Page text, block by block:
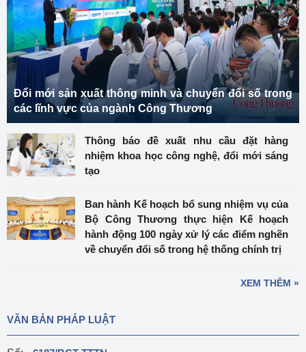
Đổi mới sản xuất thông minh và chuyển đổi số trong
các lĩnh vực của ngành Công Thương
Thông báo đề xuất nhu cầu đặt hàng
nhiệm khoa học công nghệ, đổi mới sáng
tạo
Ban hành Kế hoạch bổ sung nhiệm vụ của
Bộ Công Thương thực hiện Kế hoạch
hành động 100 ngày xử lý các điểm nghẽn
về chuyển đổi số trong hệ thống chính trị
XEM THÊM »
VĂN BẢN PHÁP LUẬT